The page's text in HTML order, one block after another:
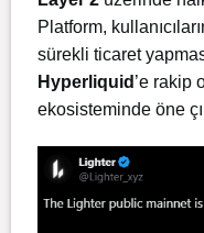
Platform,
sürekli ticaret
Hyperliquid ’e rakip
ekosisteminde öne